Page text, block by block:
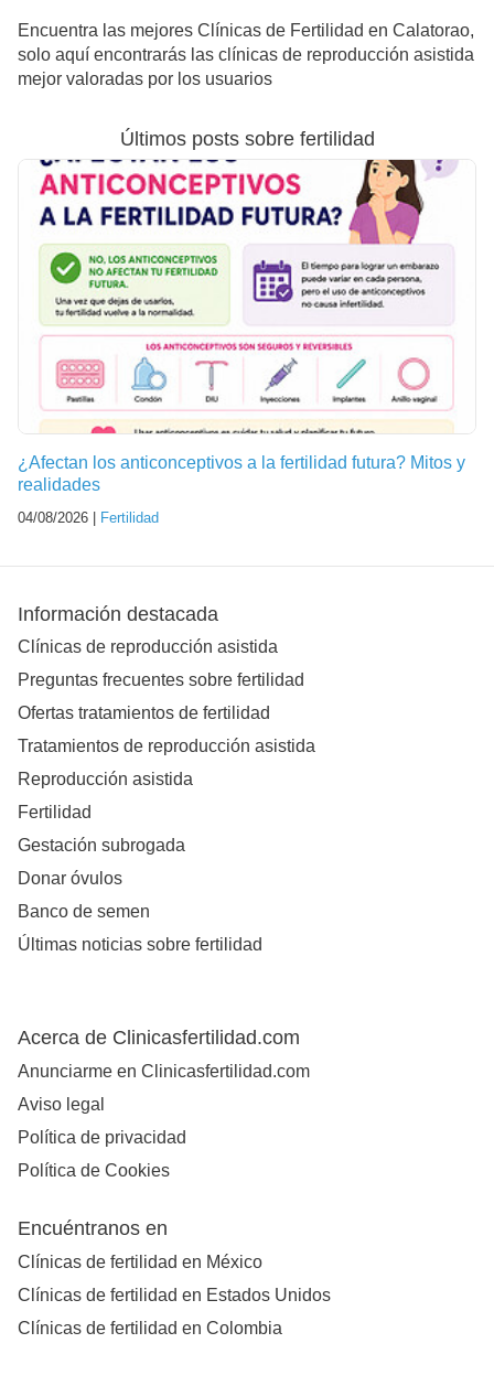
Encuentra las mejores Clínicas de Fertilidad en Calatorao,
solo aquí encontrarás las clínicas de reproducción asistida
mejor valoradas por los usuarios
Últimos posts sobre fertilidad
¿Afectan los anticonceptivos a la fertilidad futura? Mitos y
realidades
04/08/2026 | Fertilidad
Información destacada
Clínicas de reproducción asistida
Preguntas frecuentes sobre fertilidad
Ofertas tratamientos de fertilidad
Tratamientos de reproducción asistida
Reproducción asistida
Fertilidad
Gestación subrogada
Donar óvulos
Banco de semen
Últimas noticias sobre fertilidad
Acerca de Clinicasfertilidad.com
Anunciarme en Clinicasfertilidad.com
Aviso legal
Política de privacidad
Política de Cookies
Encuéntranos en
Clínicas de fertilidad en México
Clínicas de fertilidad en Estados Unidos
Clínicas de fertilidad en Colombia